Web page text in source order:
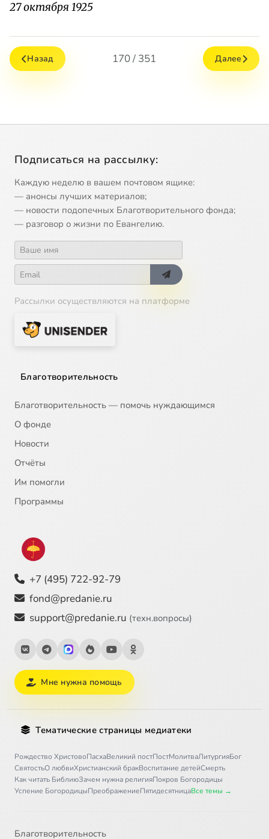
27 октября 1925
Назад 170 / 351 Далее
Подписаться на рассылку:
Каждую неделю в вашем почтовом ящике:
— анонсы лучших материалов;
— новости подопечных Благотворительного фонда;
— разговор о жизни по Евангелию.
Рассылки осуществляются на платформе
Благотворительность
Благотворительность — помочь нуждающимся
О фонде
Новости
Отчёты
Им помогли
Программы
+7 (495) 722-92-79
fond@predanie.ru
support@predanie.ru (техн.вопросы)
Мне нужна помощь
Тематические страницы медиатеки
Рождество ХристовоПасхаВеликий постПостМолитваЛитургияБог
СвятостьО любвиХристианский бракВоспитание детейСмерть
Как читать БиблиюЗачем нужна религияПокров Богородицы
Успение БогородицыПреображениеПятидесятницаВсе темы →
Благотворительность